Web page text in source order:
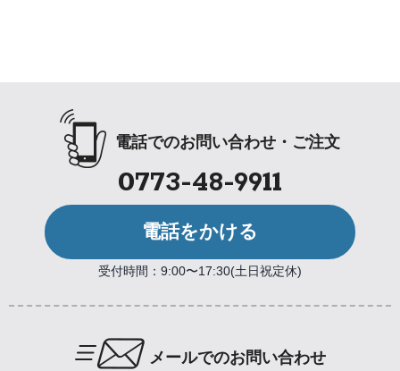
電話でのお問い合わせ・ご注文
0773-48-9911
電話をかける
受付時間：9:00〜17:30(土日祝定休)
メールでのお問い合わせ